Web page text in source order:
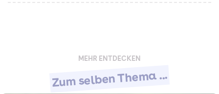
MEHR ENTDECKEN
Zum selben Thema ...